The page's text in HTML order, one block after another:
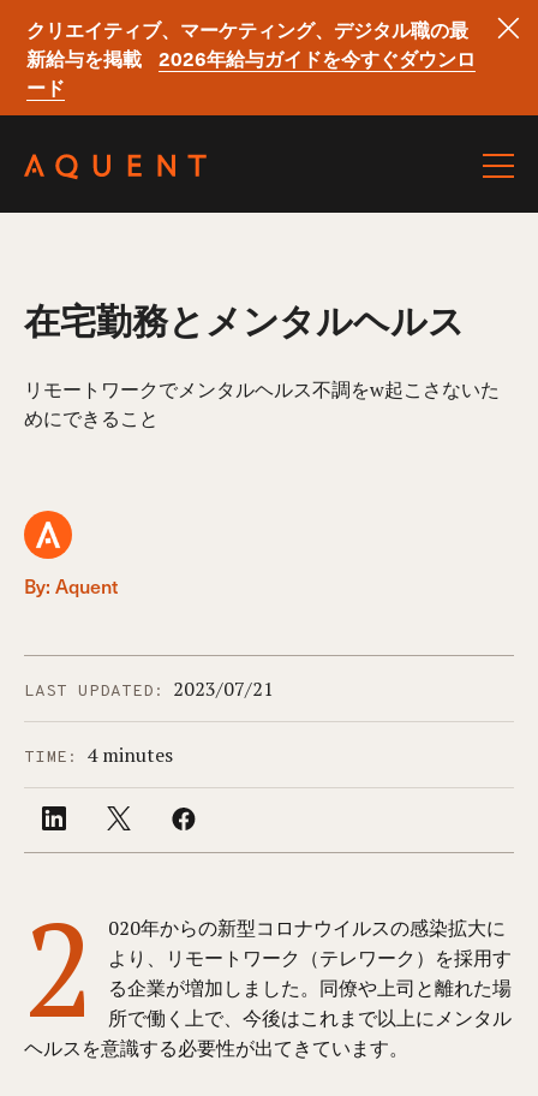
クリエイティブ、マーケティング、デジタル職の最
新給与を掲載
2026年給与ガイドを今すぐダウンロ
ード
在宅勤務とメンタルヘルス
By: Aquent
リモートワークでメンタルヘルス不調をw起こさないた
めにできること
LAST UPDATED: 2023/07/21
TIME: 4 minutes
2
020年からの新型コロナウイルスの感染拡大に
より、リモートワーク（テレワーク）を採用す
る企業が増加しました。同僚や上司と離れた場
所で働く上で、今後はこれまで以上にメンタル
ヘルスを意識する必要性が出てきています。